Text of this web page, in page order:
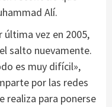
Alí.
última vez en 2005,
salto nuevamente.
es muy difícil»,
por las redes
realiza para ponerse